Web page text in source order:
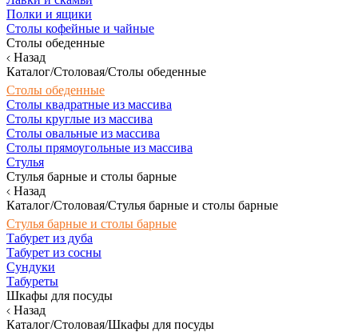
Полки и ящики
Столы кофейные и чайные
Столы обеденные
Назад
Каталог/Столовая/Столы обеденные
Столы обеденные
Столы квадратные из массива
Столы круглые из массива
Столы овальные из массива
Столы прямоугольные из массива
Стулья
Стулья барные и столы барные
Назад
Каталог/Столовая/Стулья барные и столы барные
Стулья барные и столы барные
Табурет из дуба
Табурет из сосны
Сундуки
Табуреты
Шкафы для посуды
Назад
Каталог/Столовая/Шкафы для посуды